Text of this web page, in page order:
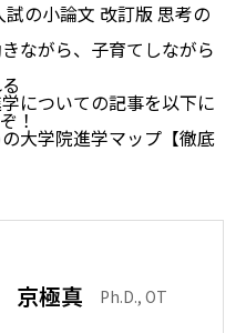
の小論文 改訂版 思考の
ながら、子育てしながら
についての記事を以下に
！
大学院進学マップ【徹底
京極真 Ph.D., OT